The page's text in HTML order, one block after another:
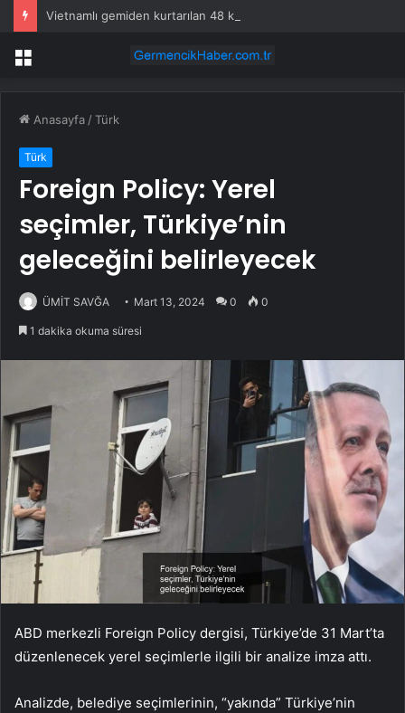
Menü
Anasayfa /Türk
Türk
Foreign Policy: Yerel
seçimler, Türkiye’nin
geleceğini belirleyecek
ÜMİT SAVĞA Mart 13, 2024 0 0
1 dakika okuma süresi
ABD merkezli Foreign Policy dergisi, Türkiye’de 31 Mart’ta
düzenlenecek yerel seçimlerle ilgili bir analize imza attı.
Analizde, belediye seçimlerinin, “yakında” Türkiye’nin